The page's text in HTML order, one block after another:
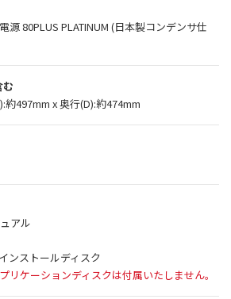
源 80PLUS PLATINUM (日本製コンデンサ仕
約497mm x 奥行(D):約474mm
アル
ンストールディスク
リケーションディスクは付属いたしません。